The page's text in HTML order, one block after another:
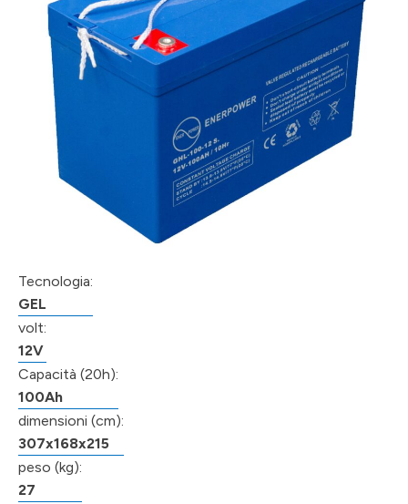
Tecnologia:
GEL
volt:
12V
Capacità (20h):
100Ah
dimensioni (cm):
307x168x215
peso (kg):
27